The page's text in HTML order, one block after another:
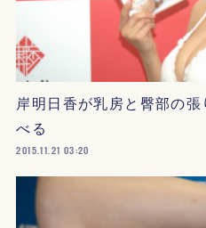
岸明日香が乳房と臀部の
べる
2015.11.21 03:20